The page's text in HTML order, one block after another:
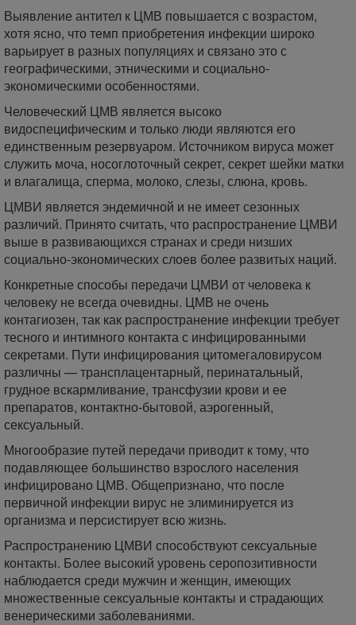
Выявление антител к ЦМВ повышается с возрастом,
хотя ясно, что темп приобретения инфекции широко
варьирует в разных популяциях и связано это с
географическими, этническими и социально-
экономическими особенностями.
Человеческий ЦМВ является высоко
видоспецифическим и только люди являются его
единственным резервуаром. Источником вируса может
служить моча, носоглоточный секрет, секрет шейки матки
и влагалища, сперма, молоко, слезы, слюна, кровь.
ЦМВИ является эндемичной и не имеет сезонных
различий. Принято считать, что распространение ЦМВИ
выше в развивающихся странах и среди низших
социально-экономических слоев более развитых наций.
Конкретные способы передачи ЦМВИ от человека к
человеку не всегда очевидны. ЦМВ не очень
контагиозен, так как распространение инфекции требует
тесного и интимного контакта с инфицированными
секретами. Пути инфицирования цитомегаловирусом
различны — трансплацентарный, перинатальный,
грудное вскармливание, трансфузии крови и ее
препаратов, контактно-бытовой, аэрогенный,
сексуальный.
Многообразие путей передачи приводит к тому, что
подавляющее большинство взрослого населения
инфицировано ЦМВ. Общепризнано, что после
первичной инфекции вирус не элиминируется из
организма и персистирует всю жизнь.
Распространению ЦМВИ способствуют сексуальные
контакты. Более высокий уровень серопозитивности
наблюдается среди мужчин и женщин, имеющих
множественные сексуальные контакты и страдающих
венерическими заболеваниями.